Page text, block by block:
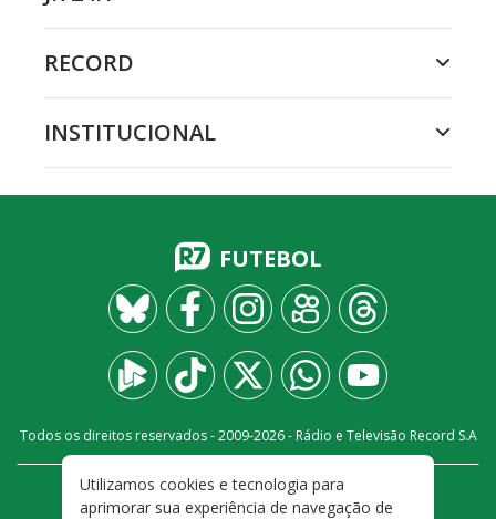
RECORD
INSTITUCIONAL
FUTEBOL
Todos os direitos reservados - 2009-2026- Rádio e Televisão Record S.A
FALE CONOSCO
PRIVACIDADE
Utilizamos cookies e tecnologia para
aprimorar sua experiência de navegação de